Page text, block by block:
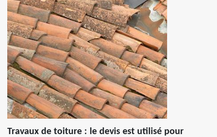
Travaux de toiture : le devis est utilisé pour